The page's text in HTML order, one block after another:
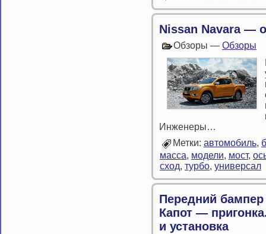
Nissan Navara —
Обзоры — Обзоры
Инженеры…
Метки: автомобиль,
масса, модели, мост,
сход, турбо, универсал
Передний
Капот —
и установка